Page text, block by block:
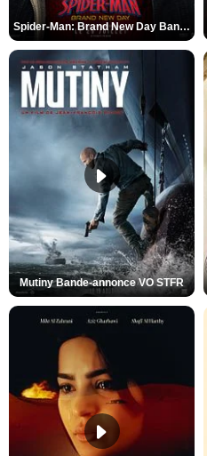
Spider-Man: Brand New Day Bande-annonce VO STFR
Mutiny Bande-annonce VO STFR